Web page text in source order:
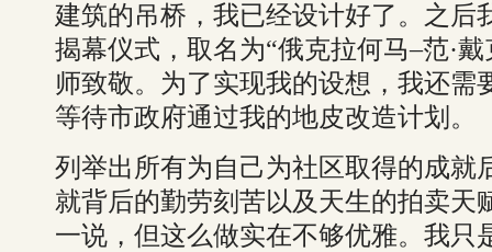
建筑的吊桥，我已经设计好了。之后
揭幕仪式，取名为“俄克拉何马–范·
师致敬。为了实现我的设想，我还需
等待市政府通过我的地皮改造计划。
列举出所有为自己为社区取得的成就
就背后的勤劳刻苦以及天生的拍卖天
一说，但这么做实在不够优雅。我只